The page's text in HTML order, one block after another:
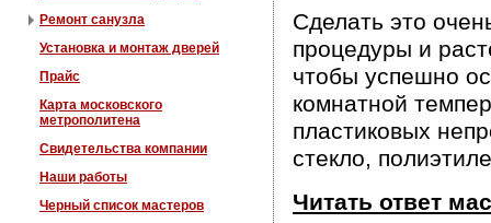
Сделать это
процедуры и
чтобы успешно
комнатной
пластиковых
стекло,
Читать ответ
Ремонт санузла
Установка и монтаж дверей
Прайс
Карта московского
метрополитена
Свидетельства компании
Наши работы
Черный список мастеров